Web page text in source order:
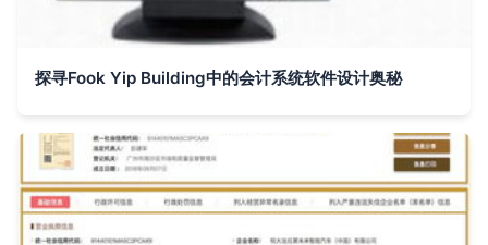
探寻Fook Yip Building中的会计系统软件设计奥秘